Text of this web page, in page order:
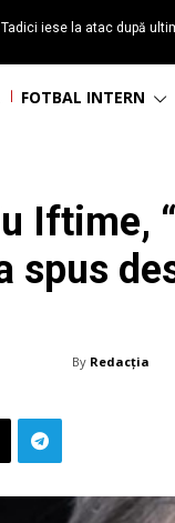
Tadici iese la atac după
FOTBAL INTERN
Iftime,
spus
By Redacția